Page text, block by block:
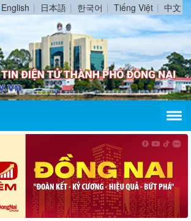
English 日本語 한국어 Tiếng Việt 中文